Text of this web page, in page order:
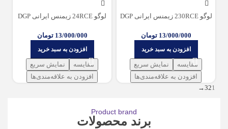
لوگو 230RCE زیمنس ایرانی DGP
13/000/000 تومان
افزودن به سبد خرید
مقایسه
نمایش سریع
افزودن به علاقه‌مندی‌ها
لوگو 24RCE زیمنس ایرانی DGP
13/000/000 تومان
افزودن به سبد خرید
مقایسه
نمایش سریع
افزودن به علاقه‌مندی‌ها
1
2
3
→
Product brand
برند محصولات